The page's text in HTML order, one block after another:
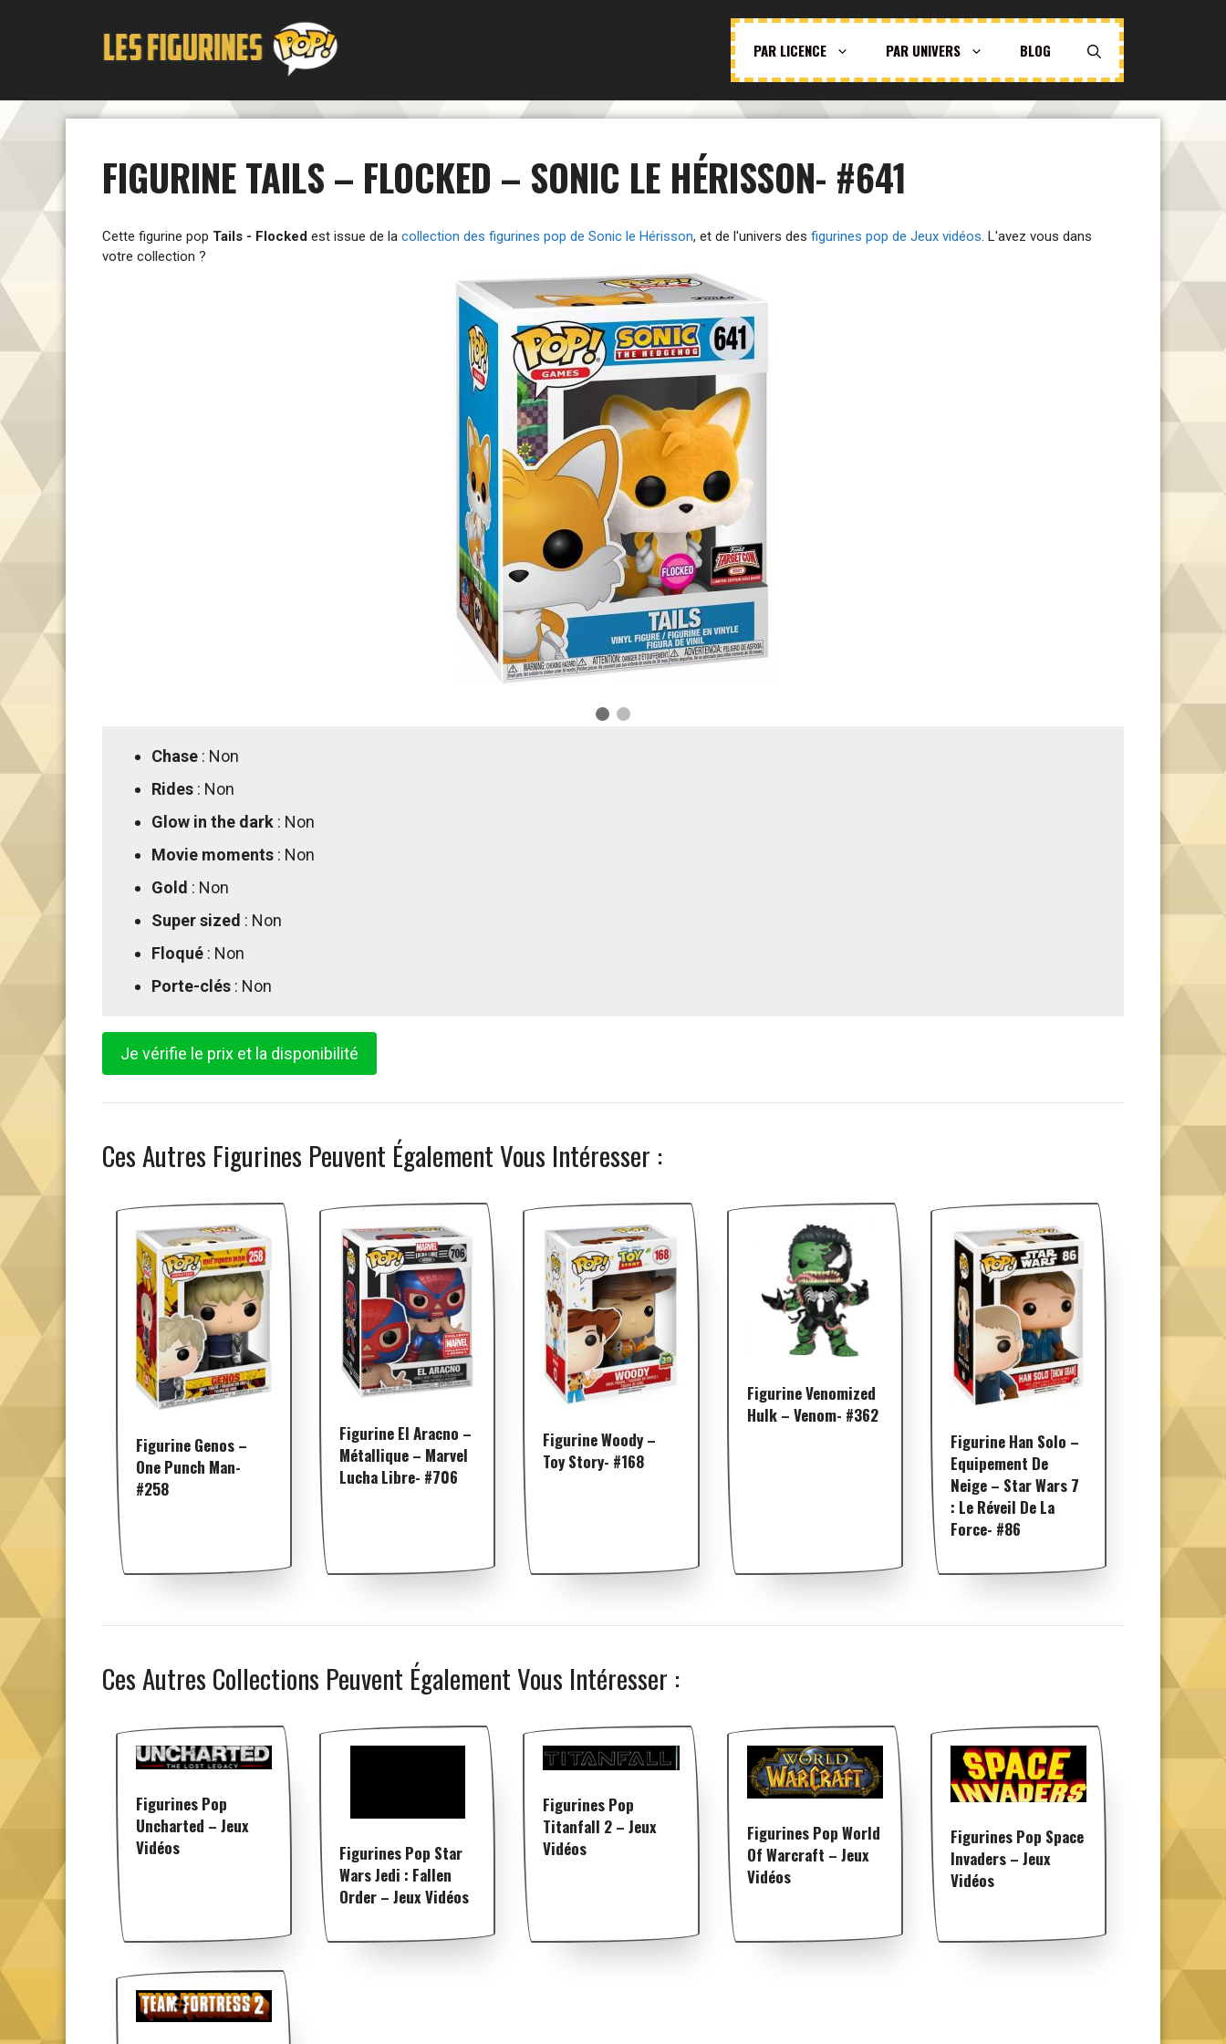
PAR LICENCE PAR UNIVERS BLOG
FIGURINE TAILS – FLOCKED – SONIC LE HÉRISSON- #641
Cette figurine pop Tails - Flocked est issue de la collection des figurines pop de Sonic le Hérisson, et de l'univers des figurines pop de Jeux vidéos. L'avez vous dans
votre collection ?
Chase : Non
Rides : Non
Glow in the dark : Non
Movie moments : Non
Gold : Non
Super sized : Non
Floqué : Non
Porte-clés : Non
Je vérifie le prix et la disponibilité
Ces Autres Figurines Peuvent Également Vous Intéresser :
Figurine Genos –
One Punch Man-
#258
Figurine El Aracno –
Métallique – Marvel
Lucha Libre- #706
Figurine Woody –
Toy Story- #168
Figurine Venomized
Hulk – Venom- #362
Figurine Han Solo –
Equipement De
Neige – Star Wars 7
: Le Réveil De La
Force- #86
Ces Autres Collections Peuvent Également Vous Intéresser :
Figurines Pop
Uncharted – Jeux
Vidéos
Figurines Pop Star
Wars Jedi : Fallen
Order – Jeux Vidéos
Figurines Pop
Titanfall 2 – Jeux
Vidéos
Figurines Pop World
Of Warcraft – Jeux
Vidéos
Figurines Pop Space
Invaders – Jeux
Vidéos